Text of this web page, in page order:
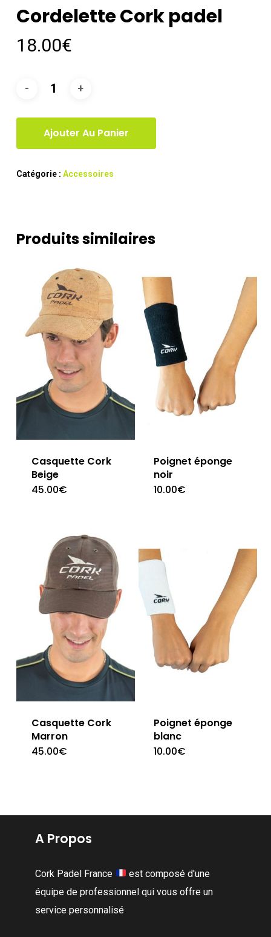
Cordelette Cork padel
18.00€
Ajouter Au Panier
Catégorie : Accessoires
Produits similaires
Casquette Cork
Beige
45.00€
Poignet éponge
noir
10.00€
Casquette Cork
Marron
45.00€
Poignet éponge
blanc
10.00€
A Propos
Cork Padel France
est composé d'une
équipe de professionnel qui vous offre un
service personnalisé